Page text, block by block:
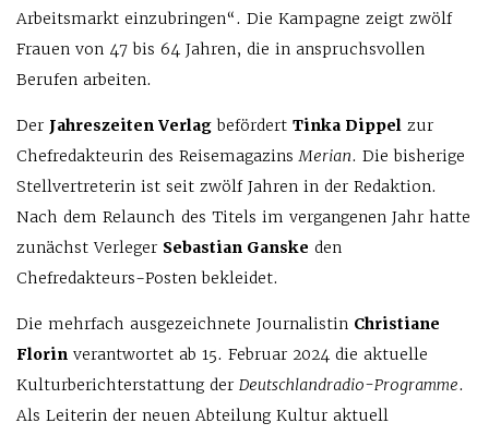
Arbeitsmarkt einzubringen“. Die Kampagne zeigt zwölf
Frauen von 47 bis 64 Jahren, die in anspruchsvollen
Berufen arbeiten.
Der Jahreszeiten Verlag befördert Tinka Dippel zur
Chefredakteurin des ReisemagazinsMerian. Die bisherige
Stellvertreterin ist seit zwölf Jahren in der Redaktion.
Nach dem Relaunch des Titels im vergangenen Jahr hatte
zunächst Verleger Sebastian Ganske den
Chefredakteurs-Posten bekleidet.
Die mehrfach ausgezeichnete Journalistin Christiane
Florin verantwortet ab 15. Februar 2024 die aktuelle
Kulturberichterstattung der Deutschlandradio-Programme.
Als Leiterin der neuen Abteilung Kultur aktuell